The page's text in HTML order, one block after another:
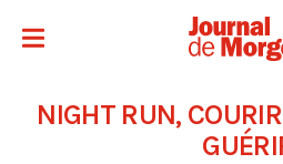
NIGHT RUN,